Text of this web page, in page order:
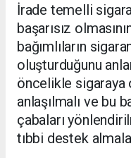
İrade temelli sigara
başarısız
bağımlıların
oluşturduğunu
öncelikle sigaraya
anlaşılmalı ve bu
çabaları
tıbbi destek